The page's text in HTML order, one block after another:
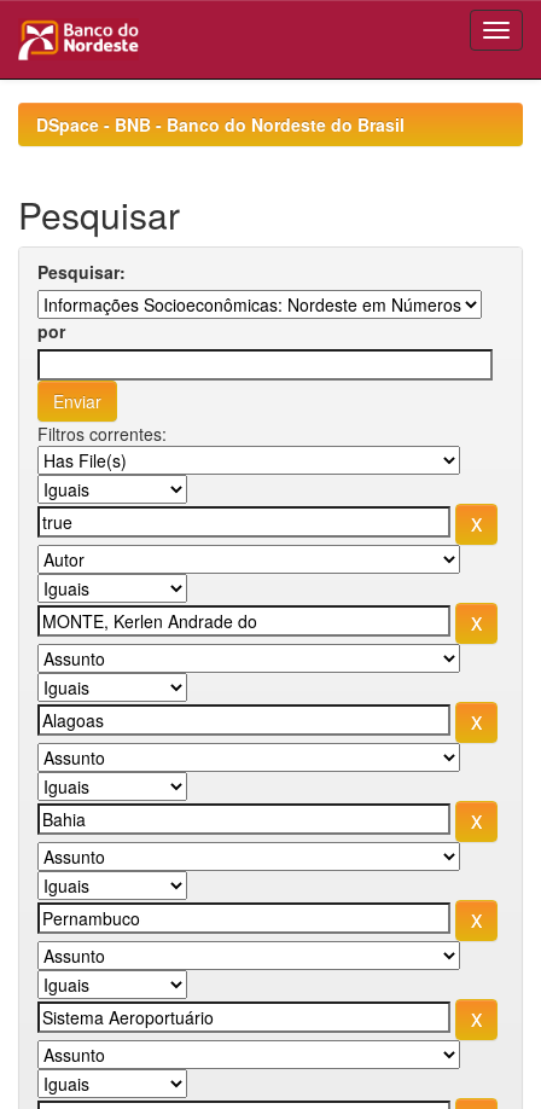
navigationDSpace - BNB - Banco do Nordeste do Brasil
Pesquisar
Pesquisar:
por
Filtros correntes: